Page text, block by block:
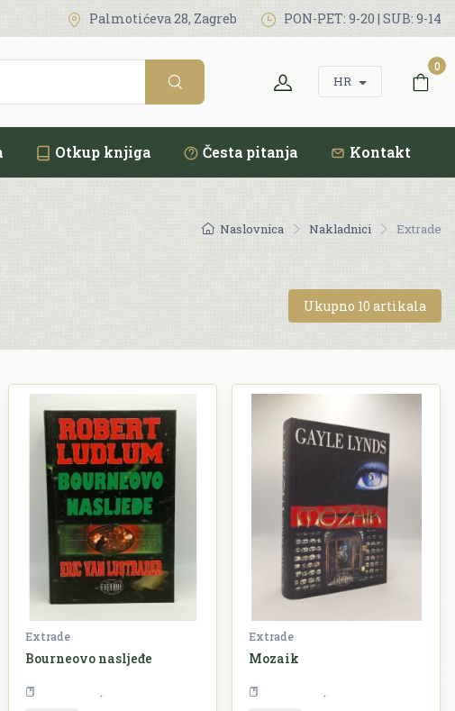
Palmotićeva 28, Zagreb PON-PET: 9-20 | SUB: 9-14
HR
0
Otkup knjiga Česta pitanja Kontakt
Naslovnica Nakladnici Extrade
Ukupno 10 artikala
Extrade
Bourneovo nasljeđe
Extrade
Mozaik